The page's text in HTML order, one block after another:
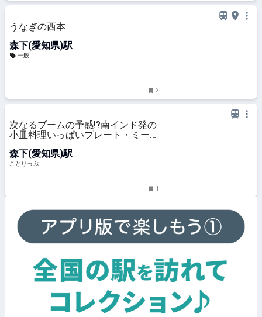
うなぎの西本
森下(愛知県)駅
一般
2
次なるブームの予感!?南インド発の
小皿料理いっぱいプレート・ミール
｜ ことりっぷ
森下(愛知県)駅
ことりっぷ
1